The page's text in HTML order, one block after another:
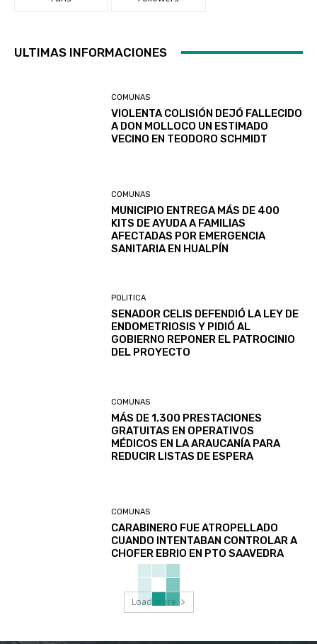
ULTIMAS INFORMACIONES
COMUNAS
VIOLENTA COLISIÓN DEJÓ FALLECIDO
A DON MOLLOCO UN ESTIMADO
VECINO EN TEODORO SCHMIDT
COMUNAS
MUNICIPIO ENTREGA MÁS DE 400
KITS DE AYUDA A FAMILIAS
AFECTADAS POR EMERGENCIA
SANITARIA EN HUALPÍN
POLITICA
SENADOR CELIS DEFENDIÓ LA LEY DE
ENDOMETRIOSIS Y PIDIÓ AL
GOBIERNO REPONER EL PATROCINIO
DEL PROYECTO
COMUNAS
MÁS DE 1.300 PRESTACIONES
GRATUITAS EN OPERATIVOS
MÉDICOS EN LA ARAUCANÍA PARA
REDUCIR LISTAS DE ESPERA
COMUNAS
CARABINERO FUE ATROPELLADO
CUANDO INTENTABAN CONTROLAR A
CHOFER EBRIO EN PTO SAAVEDRA
Load more